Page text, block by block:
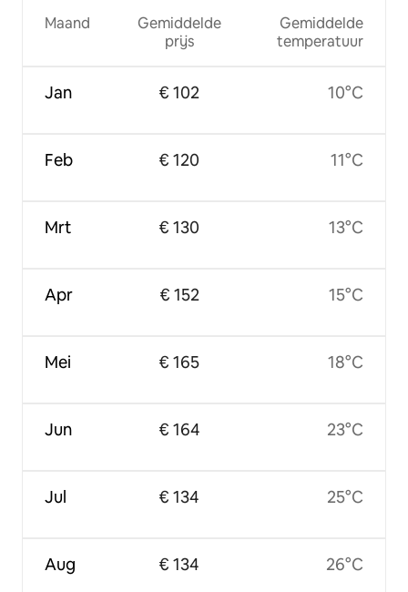
Maand
Jan
Feb
Mrt
Apr
Mei
Jun
Jul
Aug
Gemiddelde
prijs
€ 102
€ 120
€ 130
€ 152
€ 165
€ 164
€ 134
€ 134
Gemiddelde
temperatuur
10°C
11°C
13°C
15°C
18°C
23°C
25°C
26°C